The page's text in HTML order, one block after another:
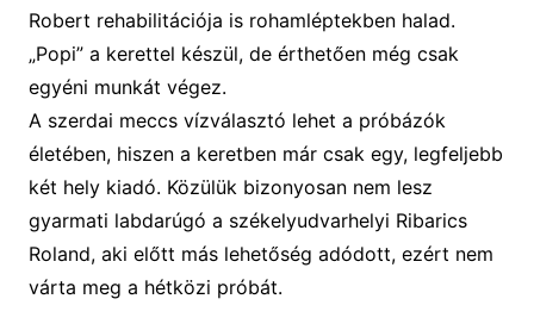
Robert rehabilitációja is rohamléptekben halad.
„Popi” a kerettel készül, de érthetően még csak
egyéni munkát végez.
A szerdai meccs vízválasztó lehet a próbázók
életében, hiszen a keretben már csak egy, legfeljebb
két hely kiadó. Közülük bizonyosan nem lesz
gyarmati labdarúgó a székelyudvarhelyi Ribarics
Roland, aki előtt más lehetőség adódott, ezért nem
várta meg a hétközi próbát.